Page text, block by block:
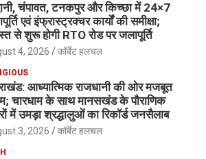
चंपावत, टनकपुर और किच्छा में 24×7
एवं इंफ्रास्ट्रक्चर कार्यों की समीक्षा;
से शुरू होगी RTO रोड पर जलापूर्ति
4, 2026 कॉर्बेट हलचल
आध्यात्मिक राजधानी की ओर मजबूत
चारधाम के साथ मानसखंड के पौराणिक
में उमड़ा श्रद्धालुओं का रिकॉर्ड जनसैलाब
3, 2026 कॉर्बेट हलचल